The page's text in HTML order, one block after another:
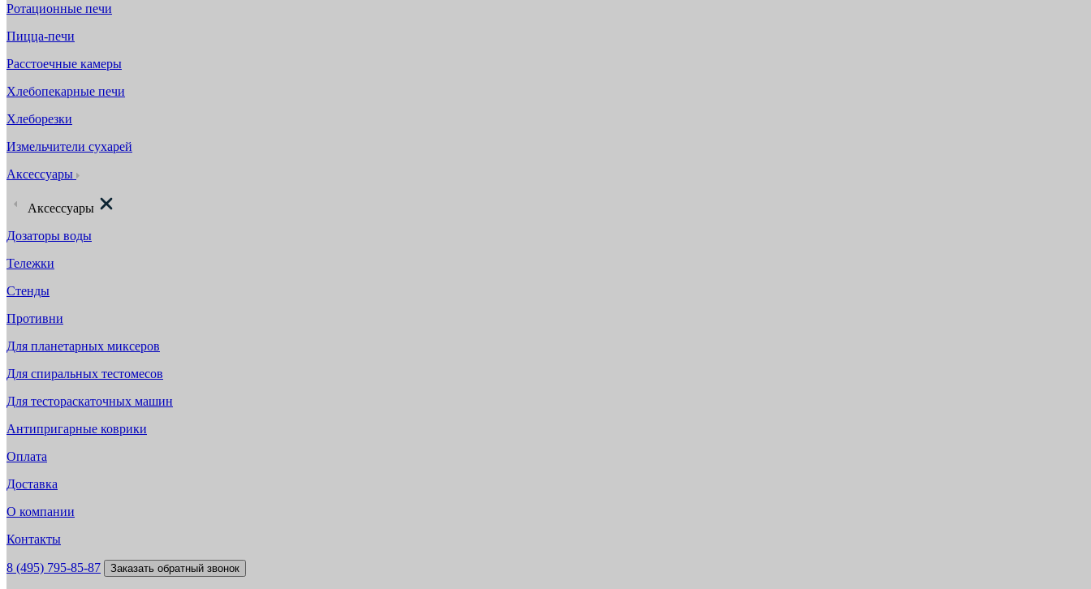
Ротационные печи
Пицца-печи
Расстоечные камеры
Хлебопекарные печи
Хлеборезки
Измельчители сухарей
Аксессуары
Аксессуары
Дозаторы воды
Тележки
Стенды
Противни
Для планетарных миксеров
Для спиральных тестомесов
Для тестораскаточных машин
Антипригарные коврики
Оплата
Доставка
О компании
Контакты
8 (495) 795-85-87 Заказать обратный звонок